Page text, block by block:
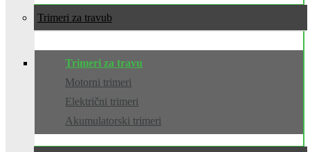
Trimeri za travu
Trimeri za travu
Motorni trimeri
Električni trimeri
Akumulatorski trimeri